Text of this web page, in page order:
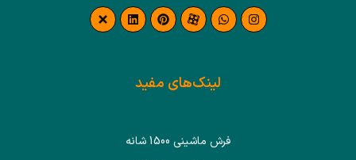
لینک‌های مفید
فرش ماشینی 1500 شانه